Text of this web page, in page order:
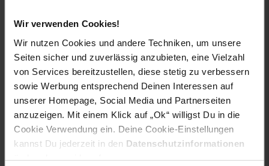
Wir verwenden Cookies!
Wir nutzen Cookies und andere Techniken, um unsere
Seiten sicher und zuverlässig anzubieten, eine Vielzahl
von Services bereitzustellen, diese stetig zu verbessern
sowie Werbung entsprechend Deinen Interessen auf
unserer Homepage, Social Media und Partnerseiten
anzuzeigen. Mit einem Klick auf „Ok“ willigst Du in die
Cookie Verwendung ein. Deine Cookie-Einstellungen
kannst Du jederzeit in den Datenschutzinformationen
ändern bzw. widerrufen.
Finger, kein mühsames Pusten. Schnell einsatzbereit
mit wiederaufladbarer Lithium-Batterie mit USB.
Kinderleichte Anwendung - funktioniert mit JEDER
Seifenblasenlösung (auch selbstgemachter!) - extrem
leicht – ideal für Kinder ab 3 Jahren ein tolles
Geschenk
Seifenblasen Pistole - Die perfekte Überraschung für
lustige Kinder-Partys oder Events wie Hochzeiten,
Festivals oder Kindergeburtstage.
Altersempfehlung: 3-8 Jahre
EAR Kategorie: 5_Kleingeräte